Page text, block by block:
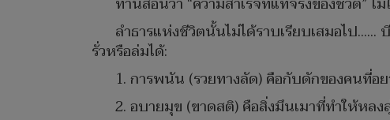
ลำธารแห่งชีวิตนั้นไม่ได้ราบเรียบเสมอไป……
รั่วหรือล่มได้:
1. การพนัน (รวยทางลัด) คือกับดักของคนที่อ
2. อบายมุข (ขาดสติ) คือสิ่งมึนเมาที่ทำให้หล